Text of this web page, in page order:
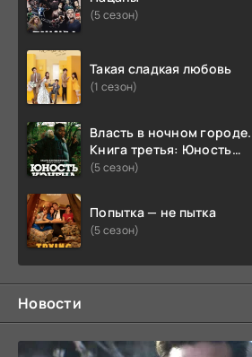
(5 сезон)
Такая сладкая любовь
(1 сезон)
Власть в ночном городе.
Книга третья: Юность
Кэнена
(5 сезон)
Попытка — не пытка
(5 сезон)
Новости